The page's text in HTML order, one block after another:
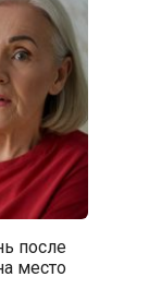
после
место